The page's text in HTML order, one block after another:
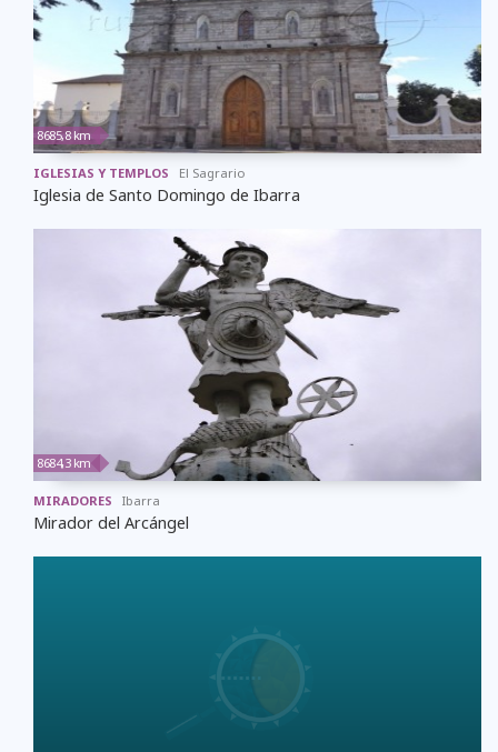
8685,8 km
IGLESIAS Y TEMPLOS El Sagrario
Iglesia de Santo Domingo de Ibarra
8684,3 km
MIRADORES Ibarra
Mirador del Arcángel